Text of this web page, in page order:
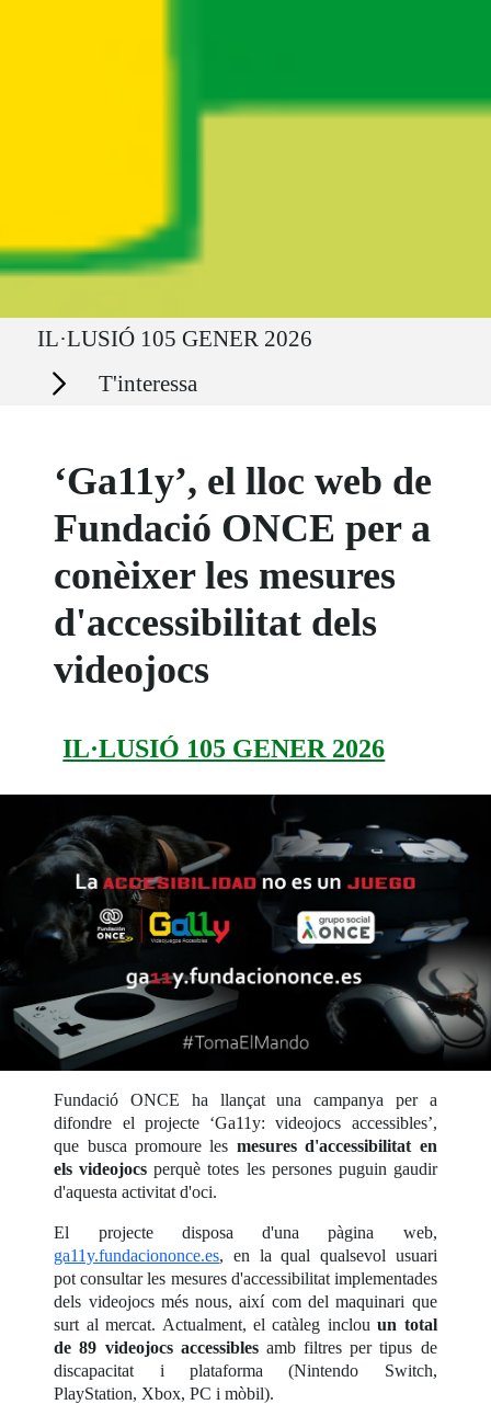
Ruta del sitio
IL·LUSIÓ 105 GENER 2026
Secciones T'interessa
‘Ga11y’, el lloc web de
Fundació ONCE per a
conèixer les mesures
d'accessibilitat dels
videojocs
IL·LUSIÓ 105 GENER 2026
Fundació ONCE ha llançat una campanya per a
difondre el projecte ‘Ga11y: videojocs accessibles’,
que busca promoure les mesures d'accessibilitat en
els videojocs perquè totes les persones puguin gaudir
d'aquesta activitat d'oci.
El projecte disposa d'una pàgina web,
ga11y.fundaciononce.es, en la qual qualsevol usuari
pot consultar les mesures d'accessibilitat implementades
dels videojocs més nous, així com del maquinari que
surt al mercat. Actualment, el catàleg inclouun total
de 89 videojocs accessiblesamb filtres per tipus de
discapacitat i plataforma (Nintendo Switch,
PlayStation, Xbox, PC i mòbil).